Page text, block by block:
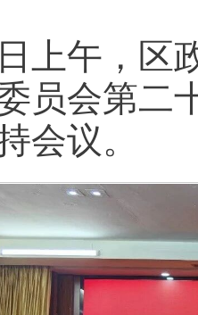
上午，区
员会第二
会议。